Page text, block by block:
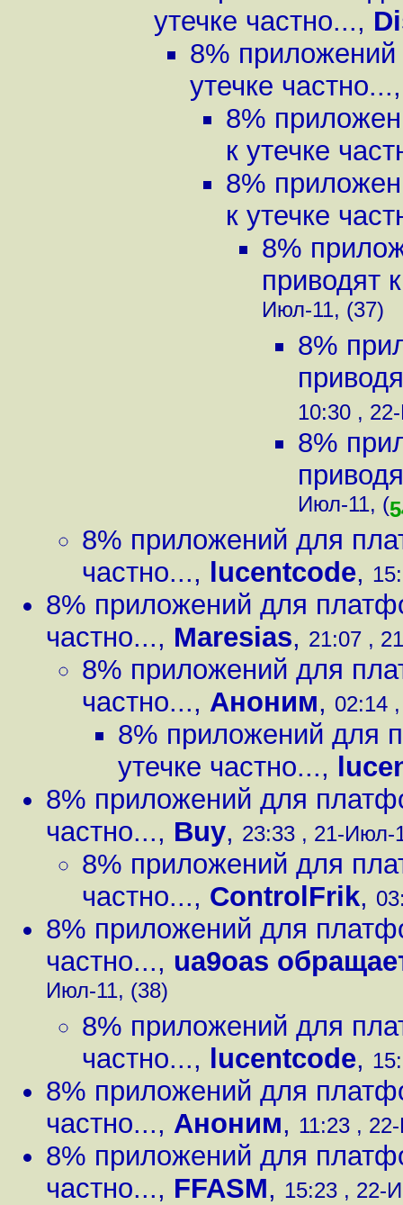
утечке частно...,
8%
утечке частно...
8%
к утечке
8%
к утечке
8%
приводят
Июл-11, (37)
8%
10:30 ,
8%
Июл-11, (
8% приложений для
частно..., lucentcode,
8% приложений для
частно..., Maresias, 21:07 ,
8% приложений для
частно..., Аноним, 02:14
8% приложений для
утечке частно...,
8% приложений для
частно..., Buy, 23:33 , 21-Июл-
8% приложений для
частно..., ControlFrik,
8% приложений для
частно..., ua9oas
Июл-11, (38)
8% приложений для
частно..., lucentcode,
8% приложений для
частно..., Аноним, 11:23 ,
8% приложений для
частно..., FFASM, 15:23 , 22-